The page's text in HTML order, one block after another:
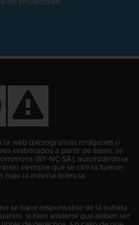
la web (pictogramas,imágenes o
elaborados a partir de éstos, se
(BY-NC-SA), autorizándose
siempre que se cite la fuente,
bajo la misma licencia.
se hace responsable de la subida
si bien advierte que deben ser